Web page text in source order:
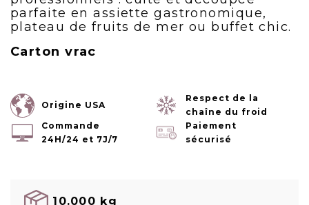
parfaite en assiette gastronomique,
plateau de fruits de mer ou buffet chic.
Carton vrac
Origine USA
Respect de la
chaîne du froid
Commande
24H/24 et 7J/7
Paiement
sécurisé
10.000 kg